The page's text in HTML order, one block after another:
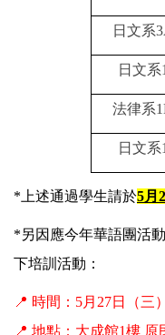
日文系
日文系1
法律系
日文系1
* 上述通過學生請於5月
*另因應今年華語團活
下培訓活動：
📍 時間：5月27日（三
📍 地點：大成館1樓 原